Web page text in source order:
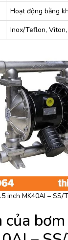
Hoạt động bằng
Inox/Teflon,
inch MK40AI – SS/